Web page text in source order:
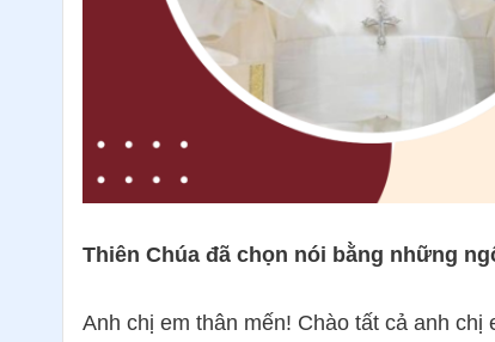
Thiên Chúa đã chọn nói bằng những
Anh chị em thân mến! Chào tất cả anh chị